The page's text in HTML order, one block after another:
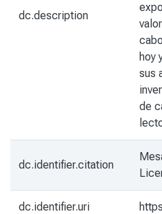
dc.description
hoy
sus
de
dc.identifier.citation
dc.identifier.uri